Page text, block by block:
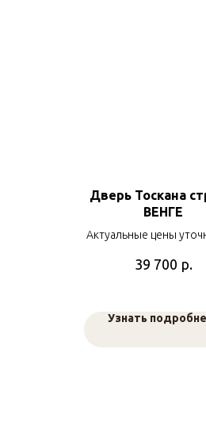
Дверь Тоскана
ВЕНГЕ
Актуальные цены
39 700 р.
Узнать